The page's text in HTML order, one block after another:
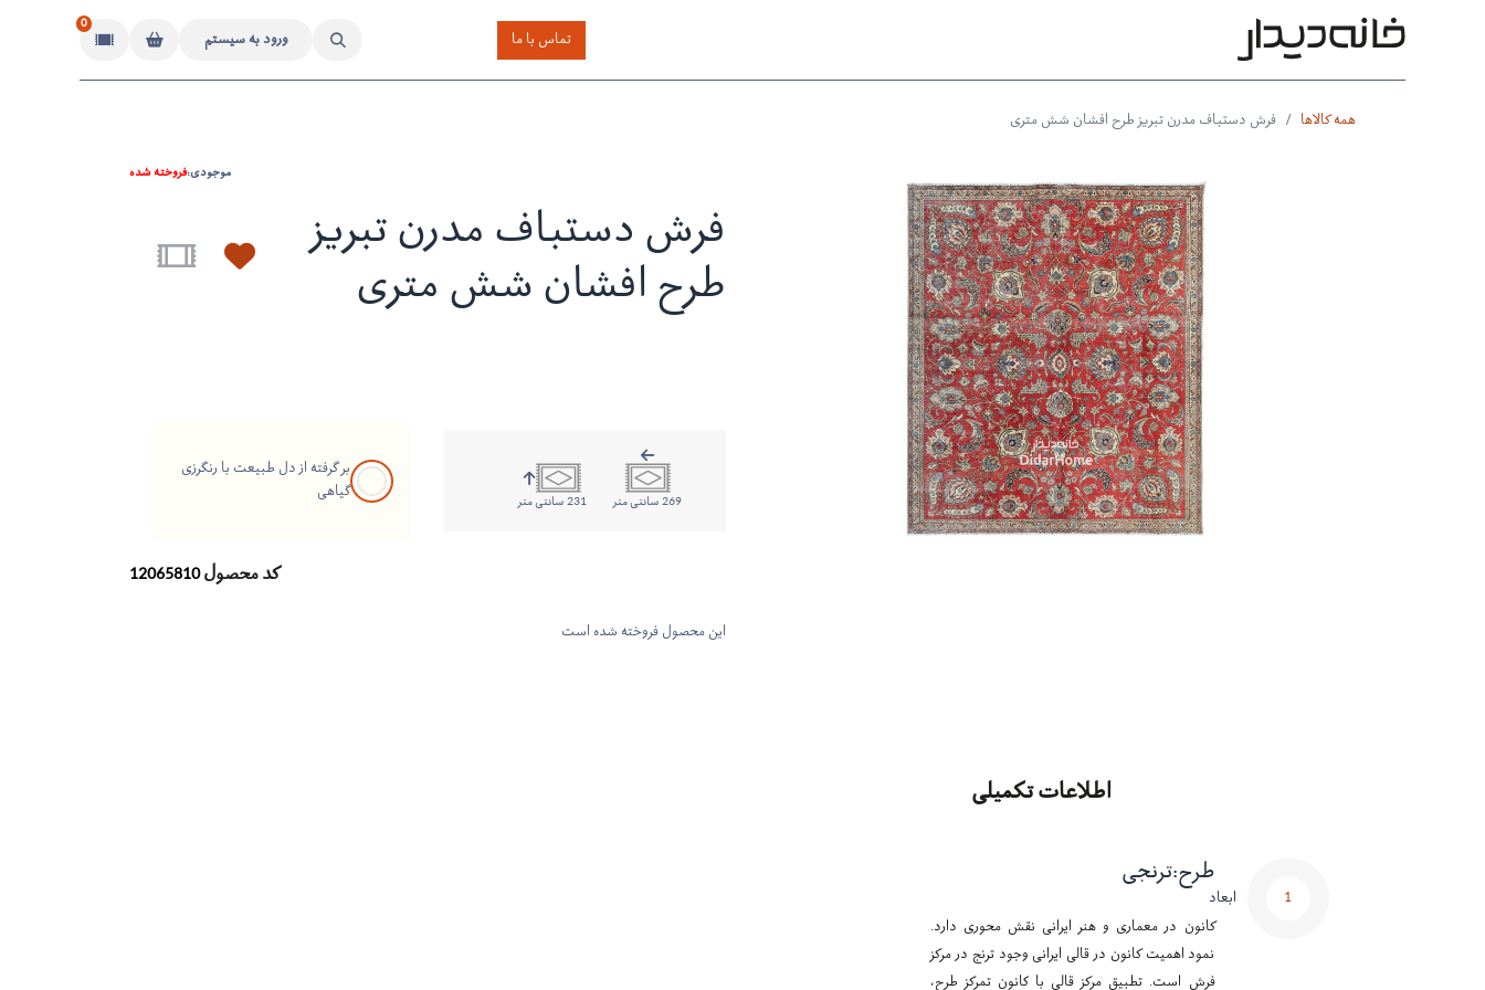
تماس با ما ورود به سیستم
0
همه کالاها فرش دستباف مدرن تبریز طرح افشان شش متری
موجودی:فروخته شده
فرش دستباف مدرن تبریز
طرح افشان شش متری
269 سانتی متر 231 سانتی متر
بر گرفته از دل طبیعت با رنگرزی
گیاهی
کد محصول12065810
این محصول فروخته شده است
اطلاعات تکمیلی
1 ابعاد
طرح:ترنجی
کانون در معماری و هنر ایرانی نقش محوری دارد.
نمود اهمیت کانون در قالی ایرانی وجود ترنج در مرکز
فرش است. تطبیق مرکز قالی با کانون تمرکز طرح،